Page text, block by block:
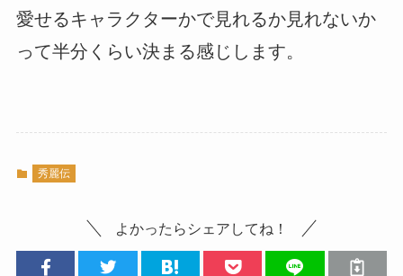
愛せるキャラクターかで見れるか見れないか
って半分くらい決まる感じします。
秀麗伝
よかったらシェアしてね！